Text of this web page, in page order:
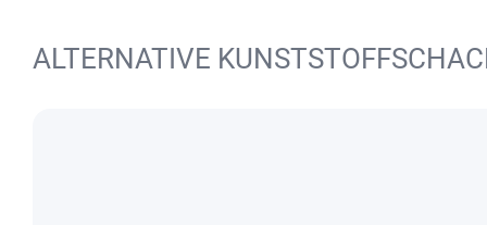
ALTERNATIVE